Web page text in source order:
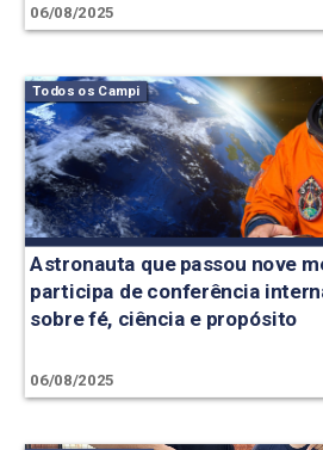
06/08/2025
Todos os Campi
Astronauta que passou nove
participa de conferência
sobre fé, ciência e propósito
06/08/2025